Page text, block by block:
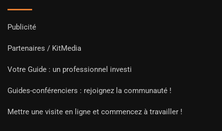
Publicité
Partenaires / KitMedia
Votre Guide : un professionnel investi
Guides-conférenciers : rejoignez la communauté !
Mettre une visite en ligne et commencez à travailler !